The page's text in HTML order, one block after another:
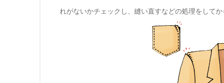
れがないかチェックし、縫い直すなどの処理をしてか